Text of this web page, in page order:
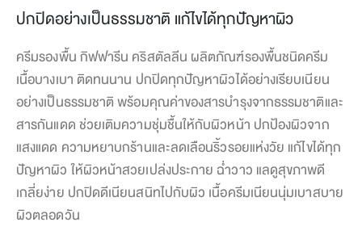
ปกปิดอย่างเป็นธรรมชาติ แก้ไขได้ทุกปัญหาผิว
ครีมรองพื้น กิฟฟารีน คริสตัลลีน ผลิตภัณฑ์รองพื้นชนิดครีม
เนื้อบางเบา ติดทนนาน ปกปิดทุกปัญหาผิวได้อย่างเรียบเนียน
อย่างเป็นธรรมชาติ พร้อมคุณค่าของสารบำรุงจากธรรมชาติและ
สารกันแดด ช่วยเติมความชุ่มชื้นให้กับผิวหน้า ปกป้องผิวจาก
แสงแดด ความหยาบกร้านและลดเลือนริ้วรอยแห่งวัย แก้ไขได้ทุก
ปัญหาผิว ให้ผิวหน้าสวยเปล่งประกาย ฉ่ำวาว แลดูสุขภาพดี
เกลี่ยง่าย ปกปิดดีเนียนสนิทไปกับผิว เนื้อครีมเนียนนุ่มเบาสบาย
ผิวตลอดวัน